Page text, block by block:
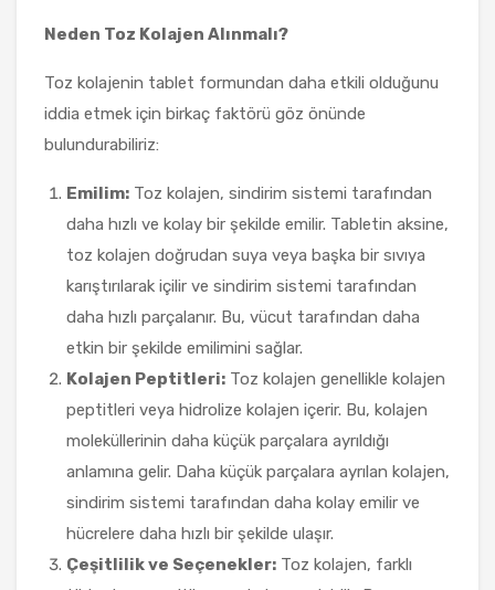
Neden Toz Kolajen Alınmalı?
Toz kolajenin tablet formundan daha etkili olduğunu
iddia etmek için birkaç faktörü göz önünde
bulundurabiliriz:
Emilim: Toz kolajen, sindirim sistemi tarafından
daha hızlı ve kolay bir şekilde emilir. Tabletin aksine,
toz kolajen doğrudan suya veya başka bir sıvıya
karıştırılarak içilir ve sindirim sistemi tarafından
daha hızlı parçalanır. Bu, vücut tarafından daha
etkin bir şekilde emilimini sağlar.
Kolajen Peptitleri: Toz kolajen genellikle kolajen
peptitleri veya hidrolize kolajen içerir. Bu, kolajen
moleküllerinin daha küçük parçalara ayrıldığı
anlamına gelir. Daha küçük parçalara ayrılan kolajen,
sindirim sistemi tarafından daha kolay emilir ve
hücrelere daha hızlı bir şekilde ulaşır.
Çeşitlilik ve Seçenekler: Toz kolajen, farklı